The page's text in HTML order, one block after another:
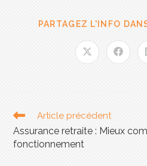
PARTAGEZ L'INFO
Article précédent
Assurance retraite : Mieux
fonctionnement